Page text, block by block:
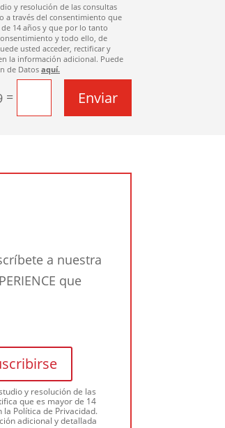
y resolución de las consultas
a través del consentimiento que
14 años y que por lo tanto
y todo ello, de
usted acceder, rectificar y
la información adicional. Puede
de Datos aquí.
= Enviar
a nuestra
que
y resolución de las
que es mayor de 14
Política de Privacidad.
adicional y detallada